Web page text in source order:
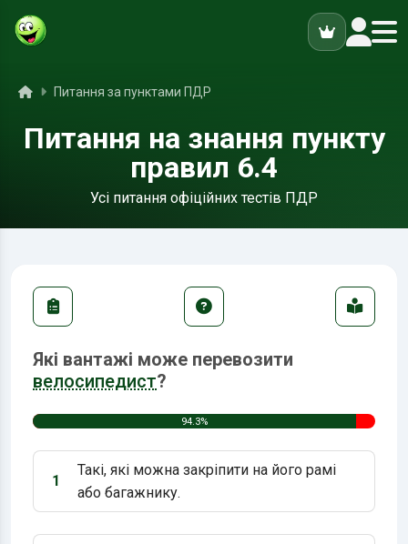
ГоловнаПитання за пунктами ПДР
Питання на знання пункту
правил 6.4
Усі питання офіційних тестів ПДР
Які вантажі може перевозити
велосипедист?
94.3%
Варіант 1:
1
Такі, які можна закріпити на його рамі
або багажнику.